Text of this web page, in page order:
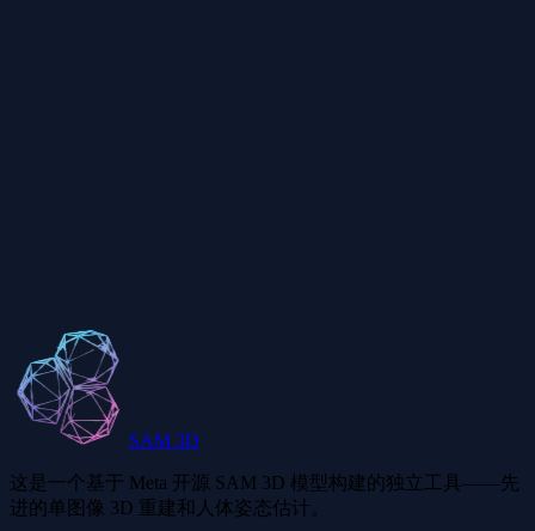
SAM 3D
这是一个基于 Meta 开源 SAM 3D 模型构建的独立工具——先
进的单图像 3D 重建和人体姿态估计。